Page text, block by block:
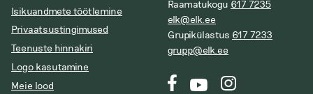
Isikuandmete töötlemine
Privaatsustingimused
Teenuste hinnakiri
Logo kasutamine
Meie lood
Raamatukogu 617 7235
elk@elk.ee
Grupikülastus 617 7233
grupp@elk.ee